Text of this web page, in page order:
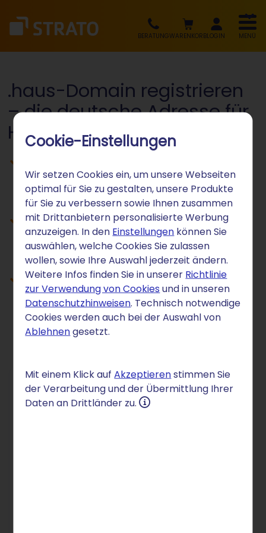
Cookie-Einstellungen
Wir setzen Cookies ein, um unsere Webseiten
optimal für Sie zu gestalten, unsere Produkte
für Sie zu verbessern sowie Ihnen zusammen
mit Drittanbietern personalisierte Werbung
anzuzeigen. In denEinstellungenkönnen Sie
auswählen, welche Cookies Sie zulassen
wollen, sowie Ihre Auswahl jederzeit ändern.
Weitere Infos finden Sie in unsererRichtlinie
zur Verwendung von Cookiesund in unseren
Datenschutzhinweisen. Technisch notwendige
Cookies werden auch bei der Auswahl von
Ablehnengesetzt.
Mit einem Klick aufAkzeptierenstimmen Sie
der Verarbeitung und der Übermittlung Ihrer
Daten an Drittländer zu.
BERATUNGWARENKORBLOGIN MENÜ
.haus-Domain registrieren
– die deutsche Adresse für
Häuser und Wohnprojekte
Endung für Bauunternehmen,
Architektur und Wohnprojekte
Einfach, vertraut, direkt: .haus versteht
jede deutschsprachige Zielgruppe
sofort
Jetzt Wunschdomain prüfen und
.haus-Domain registrieren
DOMAIN